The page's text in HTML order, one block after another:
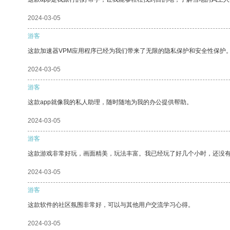
2024-03-05
游客
这款加速器VPM应用程序已经为我们带来了无限的隐私保护和安全性保护。
2024-03-05
游客
这款app就像我的私人助理，随时随地为我的办公提供帮助。
2024-03-05
游客
这款游戏非常好玩，画面精美，玩法丰富。我已经玩了好几个小时，还没有
2024-03-05
游客
这款软件的社区氛围非常好，可以与其他用户交流学习心得。
2024-03-05